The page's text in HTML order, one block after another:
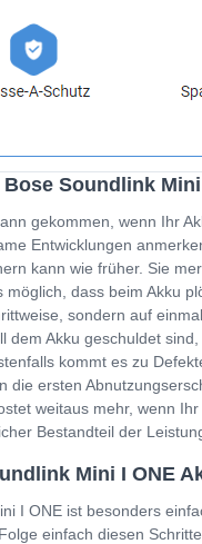
Soundlink
gekommen, wenn Ihr
Entwicklungen
kann wie früher. Sie
dass beim Akku
sondern auf
dem Akku geschuldet
kommt es zu
die ersten
weitaus mehr, wenn
Bestandteil der
Mini I ONE
I ONE ist besonders
einfach diesen